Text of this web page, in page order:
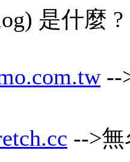
是什麼 ?
--
-->